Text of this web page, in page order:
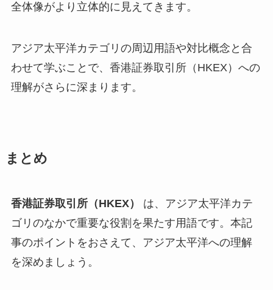
全体像がより立体的に見えてきます。
アジア太平洋カテゴリの周辺用語や対比概念と合
わせて学ぶことで、香港証券取引所（HKEX）への
理解がさらに深まります。
まとめ
香港証券取引所（HKEX）
は、アジア太平洋カテ
ゴリのなかで重要な役割を果たす用語です。本記
事のポイントをおさえて、アジア太平洋への理解
を深めましょう。